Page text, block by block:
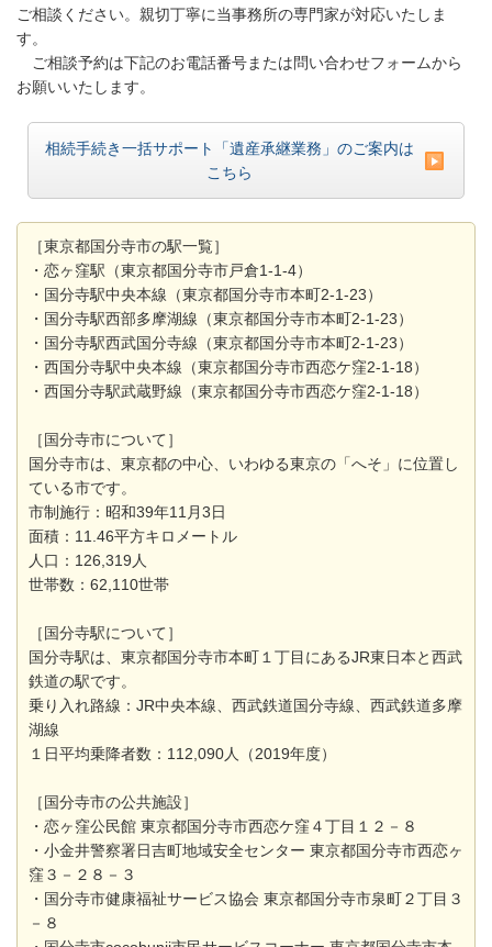
ご相談ください。親切丁寧に当事務所の専門家が対応いたしま
す。
ご相談予約は下記のお電話番号または問い合わせフォームから
お願いいたします。
相続手続き一括サポート「遺産承継業務」のご案内は
こちら
［東京都国分寺市の駅一覧］
・恋ヶ窪駅（東京都国分寺市戸倉1-1-4）
・国分寺駅中央本線（東京都国分寺市本町2-1-23）
・国分寺駅西部多摩湖線（東京都国分寺市本町2-1-23）
・国分寺駅西武国分寺線（東京都国分寺市本町2-1-23）
・西国分寺駅中央本線（東京都国分寺市西恋ケ窪2-1-18）
・西国分寺駅武蔵野線（東京都国分寺市西恋ケ窪2-1-18）
［国分寺市について］
国分寺市は、東京都の中心、いわゆる東京の「へそ」に位置し
ている市です。
市制施行：昭和39年11月3日
面積：11.46平方キロメートル
人口：126,319人
世帯数：62,110世帯
［国分寺駅について］
国分寺駅は、東京都国分寺市本町１丁目にあるJR東日本と西武
鉄道の駅です。
乗り入れ路線：JR中央本線、西武鉄道国分寺線、西武鉄道多摩
湖線
１日平均乗降者数：112,090人（2019年度）
［国分寺市の公共施設］
・恋ヶ窪公民館 東京都国分寺市西恋ケ窪４丁目１２－８
・小金井警察署日吉町地域安全センター 東京都国分寺市西恋ヶ
窪３－２８－３
・国分寺市健康福祉サービス協会 東京都国分寺市泉町２丁目３
－８